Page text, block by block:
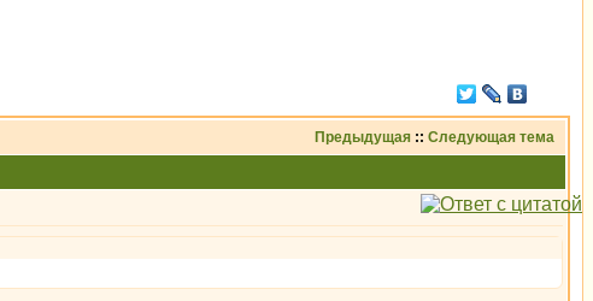
Предыдущая :: Следующая тема